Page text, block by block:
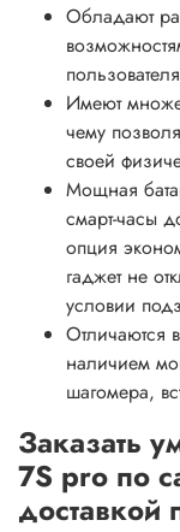
Обладают
Имеют
чему
своей
Мощная
смарт-часы
опция
гаджет не
условии
Отличаются
наличием
шагомера,
Заказать
7S pro по